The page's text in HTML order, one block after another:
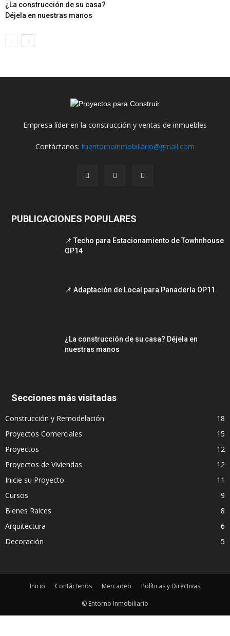
¿La construcción de su casa?
Déjela en nuestras manos
Empresa líder en la construcción y ventas de inmuebles
Contáctanos:tuentornoinmobiliario@gmail.com
PUBLICACIONES POPULARES
📌 Techo para Estacionamiento de Towhnhouse
OP14
📌 Adaptación de Local para Panadería OP11
¿La construcción de su casa? Déjela en
nuestras manos
Secciones más visitadas
Construcción y Remodelación
18
Proyectos Comerciales
15
Proyectos
12
Proyectos de Viviendas
12
Inicie su Proyecto
11
Cursos
9
Bienes Raices
8
Arquitectura
6
Decoración
5
Inicio Contáctenos Mercadeo
Políticas y Directivas
© Entorno Inmobiliario